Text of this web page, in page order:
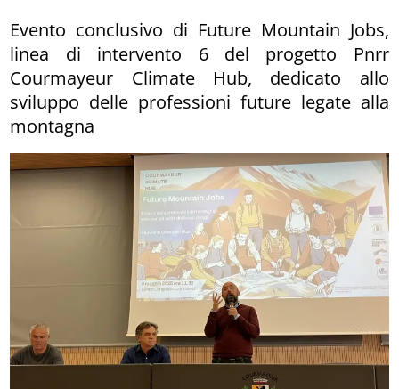
Evento conclusivo di Future Mountain Jobs,
linea di intervento 6 del progetto Pnrr
Courmayeur Climate Hub, dedicato allo
sviluppo delle professioni future legate alla
montagna